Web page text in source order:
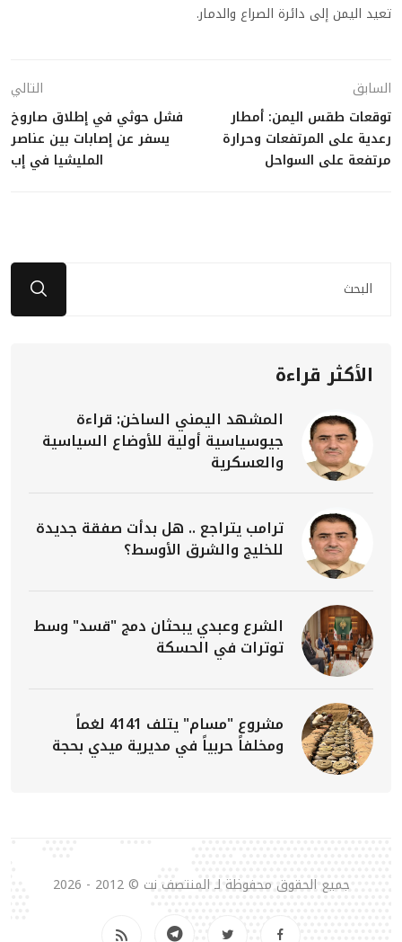
تعيد اليمن إلى دائرة الصراع والدمار.
السابق
توقعات طقس اليمن: أمطار
رعدية على المرتفعات وحرارة
مرتفعة على السواحل
التالي
فشل حوثي في إطلاق صاروخ
يسفر عن إصابات بين عناصر
المليشيا في إب
الأكثر قراءة
المشهد اليمني الساخن: قراءة
جيوسياسية أولية للأوضاع السياسية
والعسكرية
ترامب يتراجع .. هل بدأت صفقة جديدة
للخليج والشرق الأوسط؟
الشرع وعبدي يبحثان دمج "قسد" وسط
توترات في الحسكة
مشروع "مسام" يتلف 4141 لغماً
ومخلفاً حربياً في مديرية ميدي بحجة
جميع الحقوق محفوظة لـ المنتصف نت © 2012 - 2026